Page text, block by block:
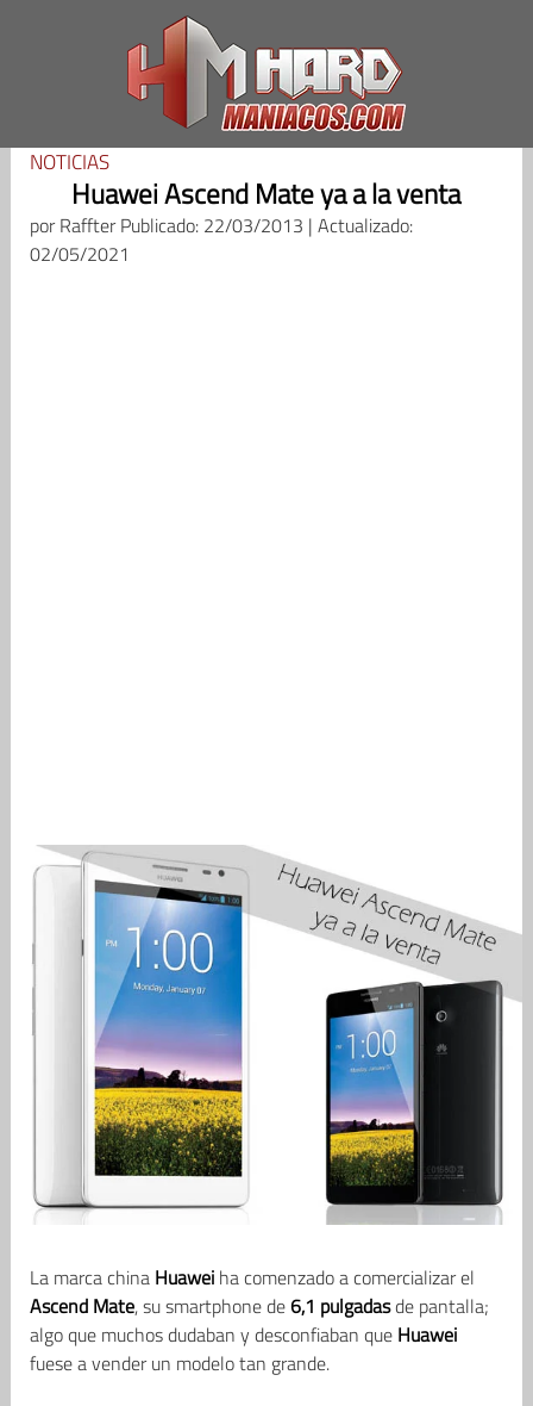
NOTICIAS
Huawei Ascend Mate ya a la venta
porRaffter Publicado: 22/03/2013 | Actualizado:
02/05/2021
La marca china Huawei ha comenzado a comercializar el
Ascend Mate, su smartphone de6,1 pulgadasde pantalla;
algo que muchos dudaban y desconfiaban que Huawei
fuese a vender un modelo tan grande.